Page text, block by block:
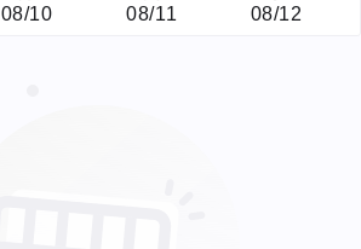
08/10 08/11 08/12